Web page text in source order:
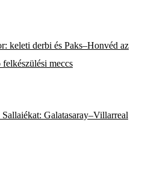
keleti derbi és Paks–Honvéd az
meccs
Galatasaray–Villarreal